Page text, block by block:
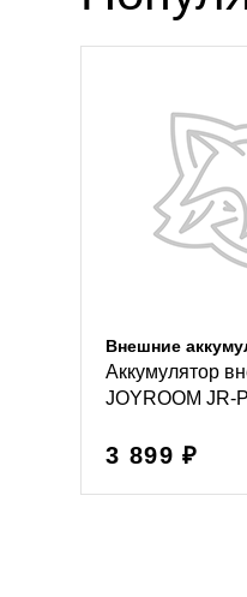
Внешние
Аккумулятор
JOYROOM JR-
3 899 ₽